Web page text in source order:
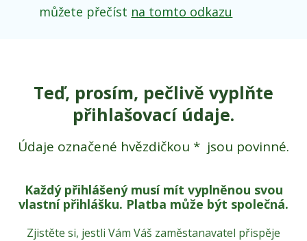
můžete přečíst na tomto odkazu
Teď, prosím, pečlivě vyplňte
přihlašovací údaje.
Údaje označené hvězdičkou * jsou povinné.
Každý přihlášený musí mít vyplněnou svou
vlastní přihlášku. Platba může být společná.
Zjistěte si, jestli Vám Váš zaměstanavatel přispěje